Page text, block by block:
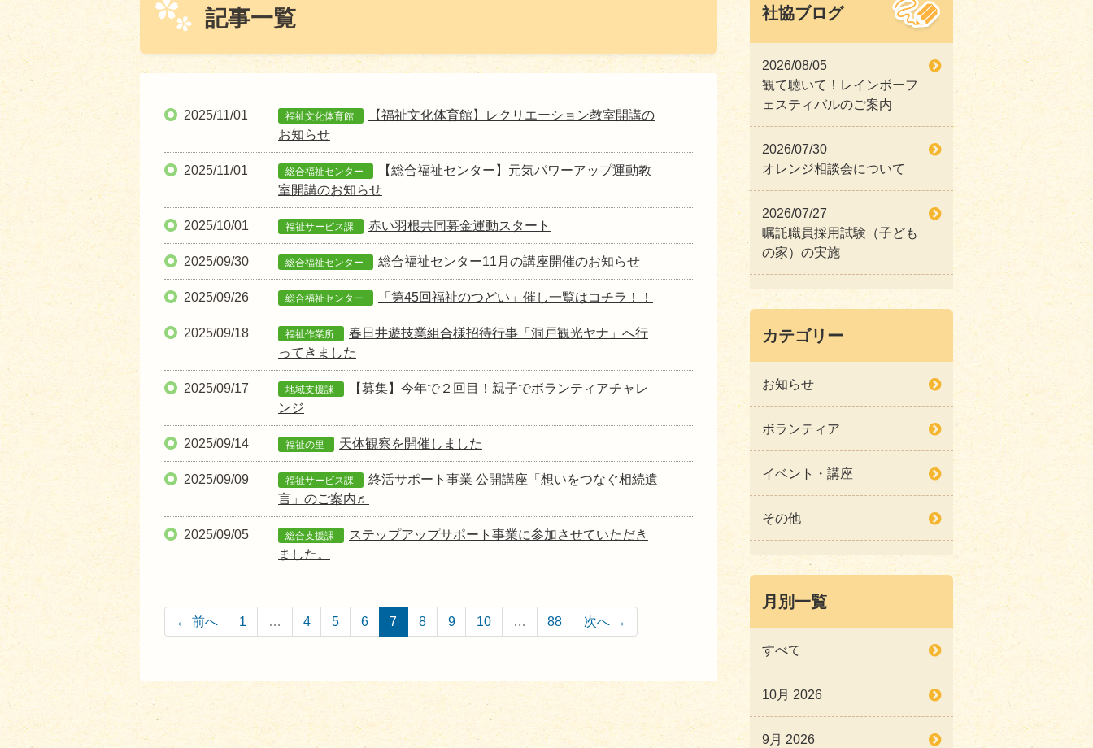
記事一覧
2025/11/01 福祉文化体育館
【福祉文化体育館】レクリエーション教室開講の
お知らせ
2025/11/01 総合福祉センター
【総合福祉センター】元気パワーアップ運動教
室開講のお知らせ
2025/10/01 福祉サービス課 赤い羽根共同募金運動スタート
2025/09/30 総合福祉センター 総合福祉センター11月の講座開催のお知らせ
2025/09/26 総合福祉センター 「第45回福祉のつどい」催し一覧はコチラ！！
2025/09/18 福祉作業所
春日井遊技業組合様招待行事「洞戸観光ヤナ」へ行
ってきました
2025/09/17 地域支援課
【募集】今年で２回目！親子でボランティアチャレ
ンジ
2025/09/14 福祉の里 天体観察を開催しました
2025/09/09 福祉サービス課
終活サポート事業 公開講座「想いをつなぐ相続遺
言」のご案内♬
2025/09/05 総合支援課
ステップアップサポート事業に参加させていただき
ました。
← 前へ 1 … 4 5 6 7 8 9 10 … 88 次へ →
社協ブログ
2026/08/05
観て聴いて！レインボーフ
ェスティバルのご案内
2026/07/30
オレンジ相談会について
2026/07/27
嘱託職員採用試験（子ども
の家）の実施
カテゴリー
お知らせ
ボランティア
イベント・講座
その他
月別一覧
すべて
10月 2026
9月 2026